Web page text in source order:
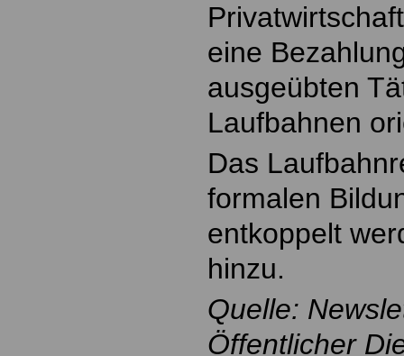
eine
ausgeübten
Laufbahnen
Das
formalen
entkoppelt
hinzu.
Quelle:
Öffentlicher